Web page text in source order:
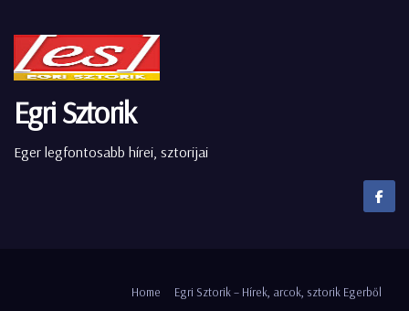
Egri Sztorik
Eger legfontosabb hírei, sztorijai
Home Egri Sztorik – Hírek, arcok, sztorik Egerből